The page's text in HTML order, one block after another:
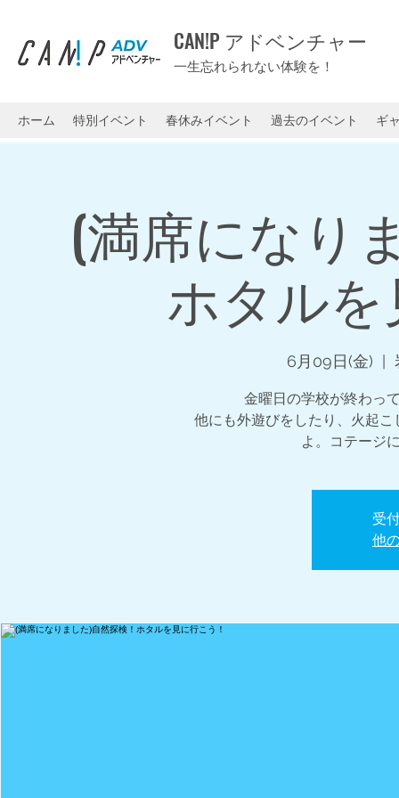
CAN!P アドベンチャー
一生忘れられない体験を！
ホーム 特別イベント 春休みイベント 過去のイベント ギ
(満席になり
ホタル
6月09日(金)
金曜日の学校が終わっ
他にも外遊びをしたり、火起
よ。コテージ
受
他